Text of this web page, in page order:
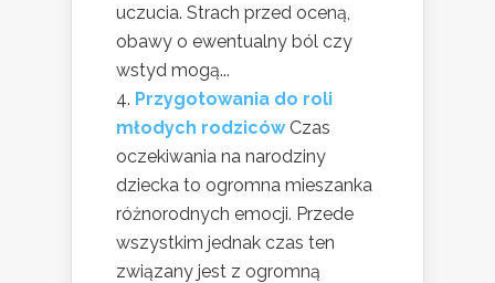
uczucia. Strach przed oceną,
obawy o ewentualny ból czy
wstyd mogą...
Przygotowania do roli
młodych rodziców Czas
oczekiwania na narodziny
dziecka to ogromna mieszanka
różnorodnych emocji. Przede
wszystkim jednak czas ten
związany jest z ogromną